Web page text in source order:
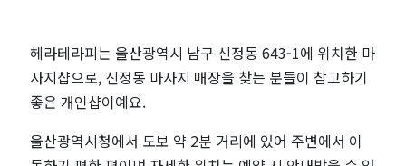
한
헤
라
헤라테라피는 울산광역시 남구 신정동 643-1에 위치한 마
사지샵으로, 신정동 마사지 매장을 찾는 분들이 참고하기
좋은 개인샵이예요.
울산광역시청에서 도보 약 2분 거리에 있어 주변에서 이